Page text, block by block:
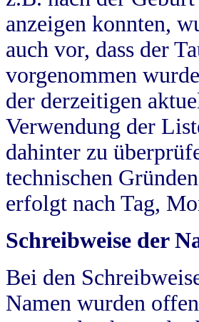
anzeigen konnten,
auch vor, dass der
vorgenommen
der derzeitigen
Verwendung der
dahinter zu
technischen
erfolgt nach Tag,
Schreibweise der
Bei den
Namen wurden